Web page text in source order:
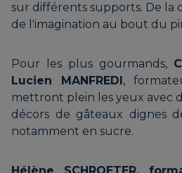
BRANDNER Kati |
DELL'ARTE
BREDELOUX
PATT’CHAU
ROMMENS Sophie
TOYE Frédéric |
Céuze
sur différents supports. De la
de l'imagination au bout du
Pour les plus gourmands,
Lucien MANFREDI,
mettront plein les yeux avec
décors de gâteaux dignes
notamment en sucre.